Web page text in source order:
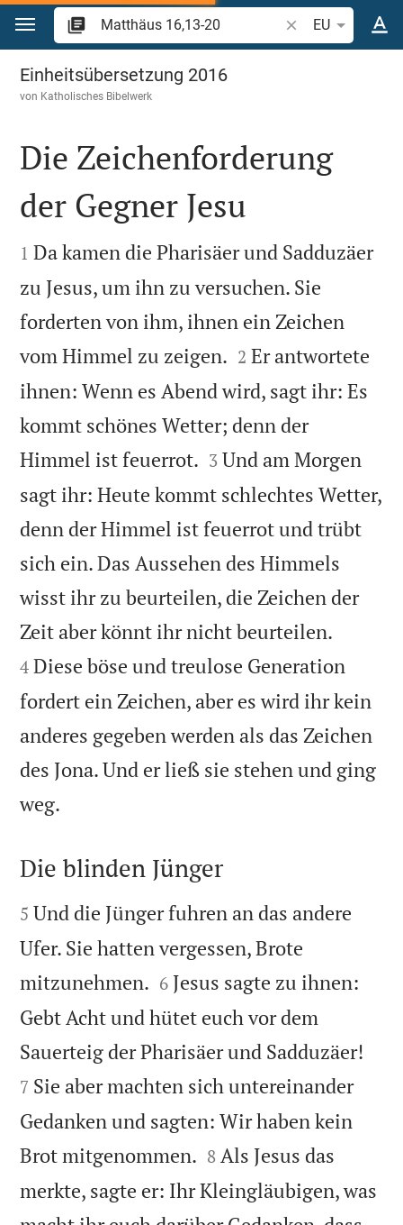
Zum Inhalt springen
Bibelstelle oder
EU
Matthäus 16
Einheitsübersetzung 2016
von Katholisches Bibelwerk

Die Zeichenforderung
der Gegner Jesu

1 Da kamen die Pharisäer und Sadduzäer
zu Jesus, um ihn zu versuchen. Sie
forderten von ihm, ihnen ein Zeichen
vom Himmel zu zeigen. 

2 Er antwortete
ihnen: Wenn es Abend wird, sagt ihr: Es
kommt schönes Wetter; denn der
Himmel ist feuerrot. 

3 Und am Morgen
sagt ihr: Heute kommt schlechtes Wetter,
denn der Himmel ist feuerrot und trübt
sich ein. Das Aussehen des Himmels
wisst ihr zu beurteilen, die Zeichen der
Zeit aber könnt ihr nicht beurteilen.
4 Diese böse und treulose Generation
fordert ein Zeichen, aber es wird ihr kein
anderes gegeben werden als das Zeichen
des Jona. Und er ließ sie stehen und ging
weg.

Die blinden Jünger

5 Und die Jünger fuhren an das andere
Ufer. Sie hatten vergessen, Brote
mitzunehmen. 

6 Jesus sagte zu ihnen:
Gebt Acht und hütet euch vor dem
Sauerteig der Pharisäer und Sadduzäer!
7 Sie aber machten sich untereinander
Gedanken und sagten: Wir haben kein
Brot mitgenommen. 

8 Als Jesus das
merkte, sagte er: Ihr Kleingläubigen, was